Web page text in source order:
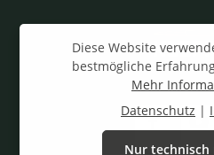
Diese Website
bestmögliche
Mehr
Datenschutz |
Nur